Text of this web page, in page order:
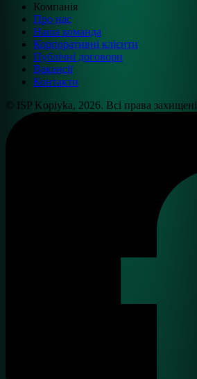
Компанія
Про нас
Наша команда
Корпоративні клієнти
Публічні договори
Вакансії
Контакти
© ISP Kopiyka, 2026. Всі права захищені